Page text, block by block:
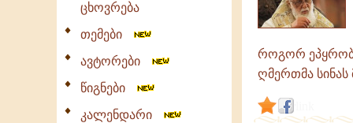
ცხოვრება
თემები
ავტორები
წიგნები
კალენდარი
როგორ
ღმერთმა სინას